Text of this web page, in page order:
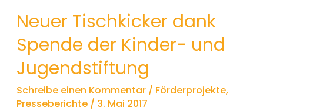
Neuer Tischkicker dank
Spende der Kinder- und
Jugendstiftung
Schreibe einen Kommentar / Förderprojekte,
Presseberichte / 3. Mai 2017